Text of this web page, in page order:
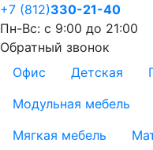
+7 (812)330-21-40
Пн-Вс: с 9:00 до 21:00
Обратный звонок
Офис Детская
Модульная мебель
Мягкая мебель